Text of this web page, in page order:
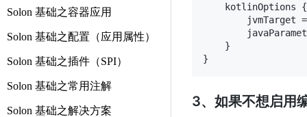
Solon 基础之容器应用
Solon 基础之配置（应用属性）
Solon 基础之插件（SPI）
Solon 基础之常用注解
Solon 基础之解决方案
    kotlinOptions {
jvmTarget
    }
3、如果不想启用